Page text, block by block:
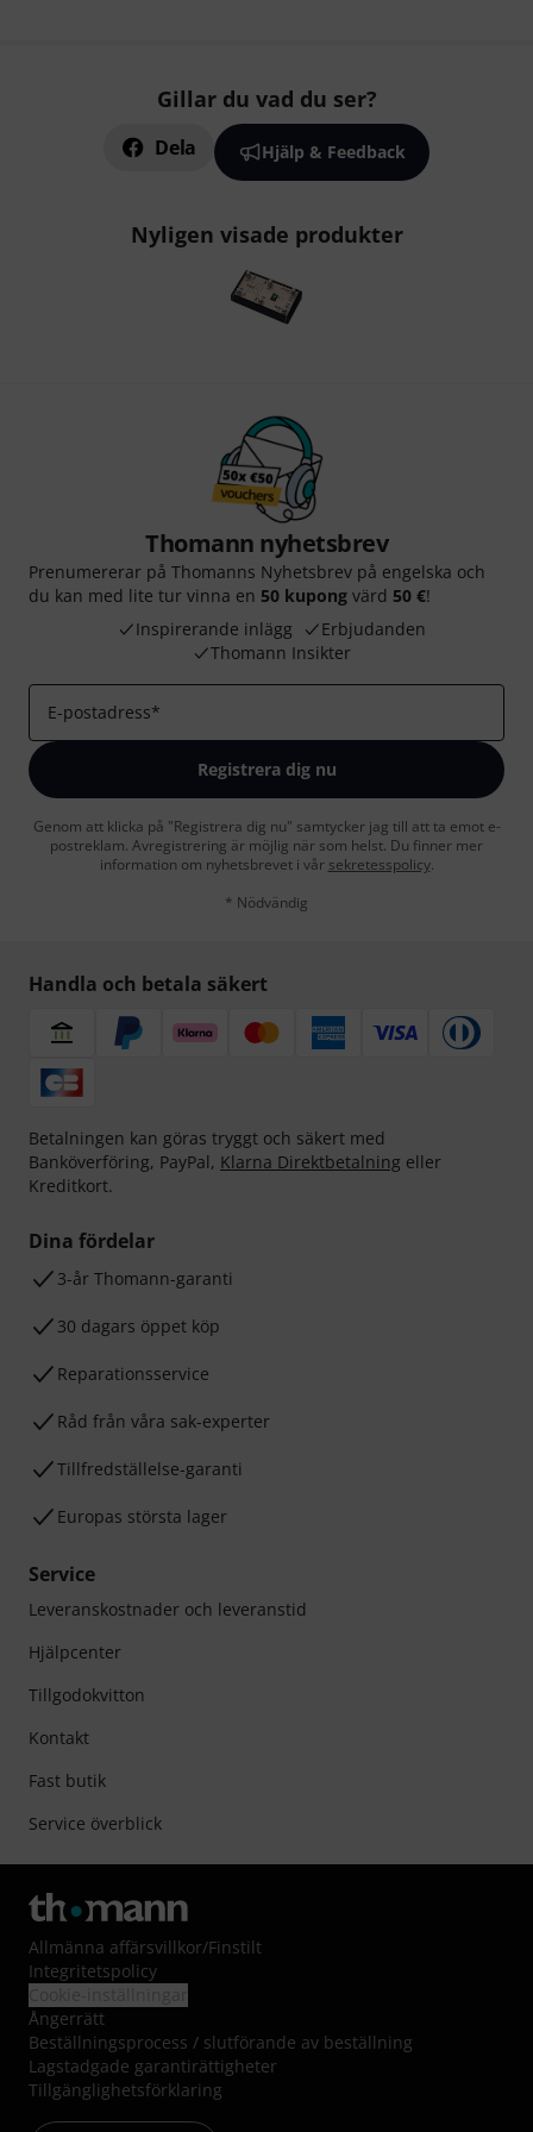
Gillar du vad du ser?
Dela Hjälp & Feedback
Nyligen visade produkter
Thomann nyhetsbrev
Prenumererar på Thomanns Nyhetsbrev på engelska och
du kan med lite tur vinna en 50 kupong värd 50 €!
Inspirerande inlägg
Erbjudanden
Thomann Insikter
E-postadress*
Registrera dig nu
Genom att klicka på "Registrera dig nu" samtycker jag till att ta emot e-
postreklam. Avregistrering är möjlig när som helst. Du finner mer
information om nyhetsbrevet i vår sekretesspolicy.
* Nödvändig
Handla och betala säkert
Betalningen kan göras tryggt och säkert med
Banköverföring, PayPal, Klarna Direktbetalning eller
Kreditkort.
Dina fördelar
3-år Thomann-garanti
30 dagars öppet köp
Reparationsservice
Råd från våra sak-experter
Tillfredställelse-garanti
Europas största lager
Service
Leveranskostnader och leveranstid
Hjälpcenter
Tillgodokvitton
Kontakt
Fast butik
Service överblick
Allmänna affärsvillkor/Finstilt
Integritetspolicy
Ångerrätt
Beställningsprocess / slutförande av beställning
Lagstadgade garantirättigheter
Tillgänglighetsförklaring